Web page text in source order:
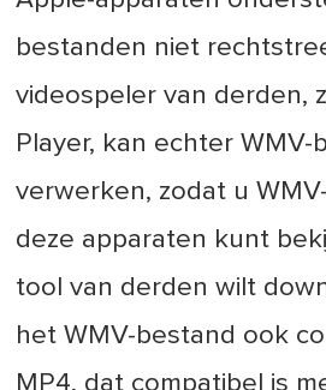
bestanden niet
videospeler van derden,
Player, kan echter WMV-
verwerken, zodat u
deze apparaten kunt
tool van derden wilt
het WMV-bestand ook
MP4, dat compatibel is